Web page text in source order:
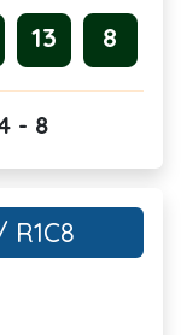
13 8
- 8